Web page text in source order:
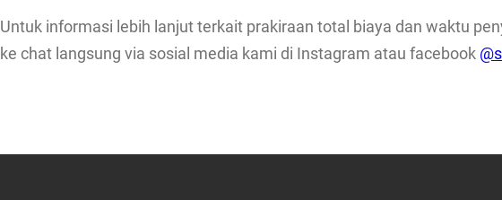
Untuk informasi lebih lanjut terkait prakiraan total biaya dan waktu
ke chat langsung via sosial media kami di Instagram atau facebook